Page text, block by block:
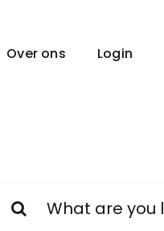
Over ons Login
naar: